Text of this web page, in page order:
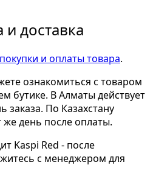
и доставка
и оплаты товара.
ознакомиться с товаром
бутике. В Алматы действует
заказа. По Казахстану
же день после оплаты.
Kaspi Red - после
с менеджером для